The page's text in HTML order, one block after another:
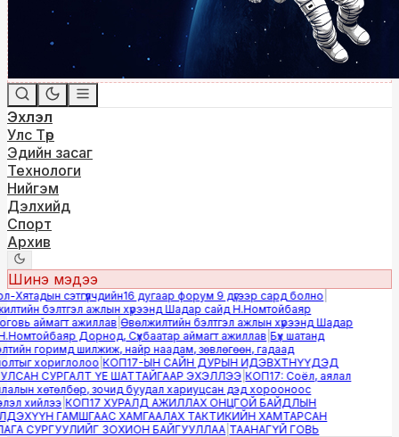
Эхлэл
Улс Төр
Эдийн засаг
Технологи
Нийгэм
Дэлхийд
Спорт
Архив
Шинэ мэдээ
сэтгүүлчдийн16 дугаар форум 9 дүгээр сард болно|
бэлтгэл ажлын хүрээнд Шадар сайд Н.Номтойбаяр
аймагт ажиллав|Өвөлжилтийн бэлтгэл ажлын хүрээнд Шадар
Дорнод, Сүхбаатар аймагт ажиллав|Бүх шатанд
горимд шилжиж, найр наадам, зөвлөгөөн, гадаад
хориглолоо|КОП17-ЫН САЙН ДУРЫН ИДЭВХТНҮҮДЭД
СУРГАЛТ ҮЕ ШАТТАЙГААР ЭХЭЛЛЭЭ|КОП17: Соёл, аялал
хөтөлбөр, зочид буудал хариуцсан дэд хорооноос
хийлээ|КОП17 ХУРАЛД АЖИЛЛАХ ОНЦГОЙ БАЙДЛЫН
ГАМШГААС ХАМГААЛАХ ТАКТИКИЙН ХАМТАРСАН
СУРГУУЛИЙГ ЗОХИОН БАЙГУУЛЛАА|ТААНАГҮЙ ГОВЬ